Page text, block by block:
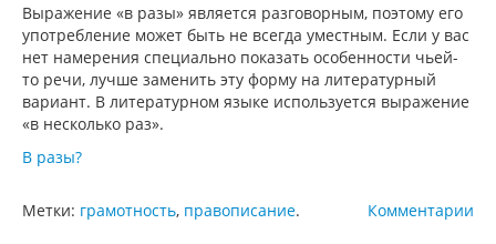
Выражение «в разы» является разговорным, поэтому его
употребление может быть не всегда уместным. Если у вас
нет намерения специально показать особенности чьей-
то речи, лучше заменить эту форму на литературный
вариант. В литературном языке используется выражение
«в несколько раз».
В разы?
Комментарии
Метки: грамотность, правописание.